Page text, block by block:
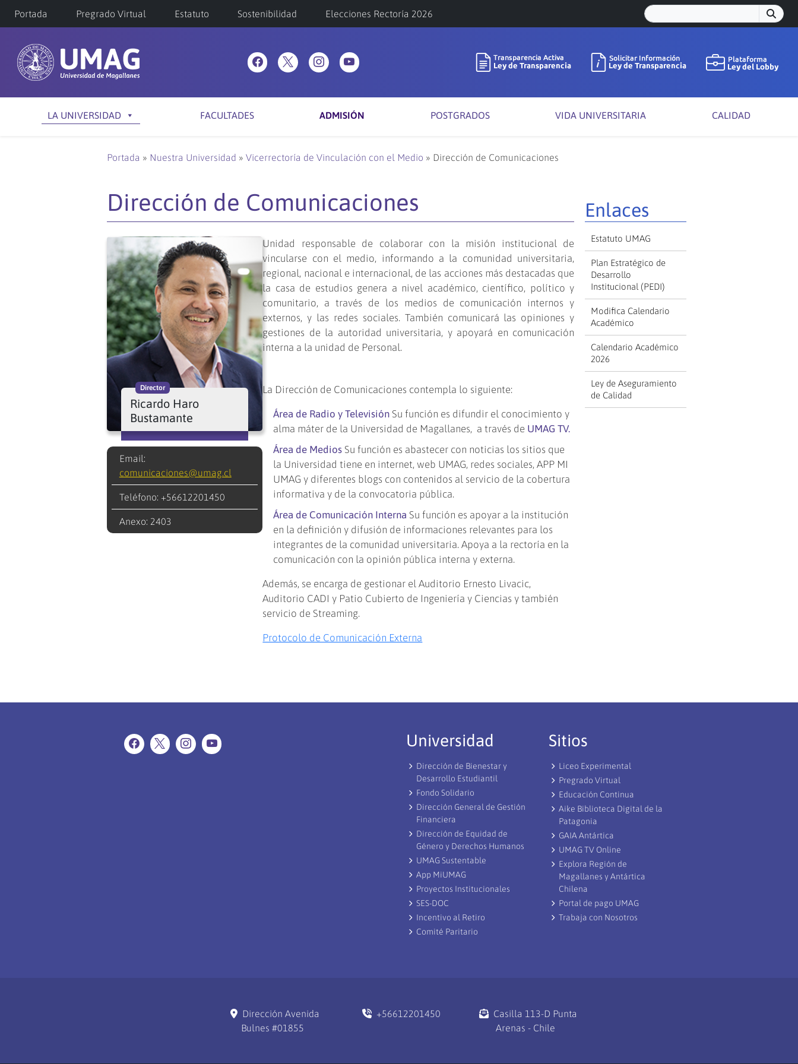
Portada Pregrado Virtual Estatuto Sostenibilidad Elecciones Rectoría 2026
LA UNIVERSIDAD FACULTADES ADMISIÓN POSTGRADOS VIDA UNIVERSITARIA CALIDAD
Portada » Nuestra Universidad » Vicerrectoría de Vinculación con el Medio » Dirección de Comunicaciones
Dirección de Comunicaciones
Director
Ricardo Haro
Bustamante
Email:
comunicaciones@umag.cl
Teléfono: +56612201450
Anexo: 2403
Unidad responsable de colaborar con la misión institucional de
vincularse con el medio, informando a la comunidad universitaria,
regional, nacional e internacional, de las acciones más destacadas que
la casa de estudios genera a nivel académico, científico, político y
comunitario, a través de los medios de comunicación internos y
externos, y las redes sociales. También comunicará las opiniones y
gestiones de la autoridad universitaria, y apoyará en comunicación
interna a la unidad de Personal.
La Dirección de Comunicaciones contempla lo siguiente:
Área de Radio y Televisión Su función es difundir el conocimiento y
alma máter de la Universidad de Magallanes, a través de UMAG TV.
Área de Medios Su función es abastecer con noticias los sitios que
la Universidad tiene en internet, web UMAG, redes sociales, APP MI
UMAG y diferentes blogs con contenidos al servicio de la cobertura
informativa y de la convocatoria pública.
Área de Comunicación Interna Su función es apoyar a la institución
en la definición y difusión de informaciones relevantes para los
integrantes de la comunidad universitaria. Apoya a la rectoría en la
comunicación con la opinión pública interna y externa.
Además, se encarga de gestionar el Auditorio Ernesto Livacic,
Auditorio CADI y Patio Cubierto de Ingeniería y Ciencias y también
servicio de Streaming.
Protocolo de Comunicación Externa
Enlaces
Estatuto UMAG
Plan Estratégico de
Desarrollo
Institucional (PEDI)
Modifica Calendario
Académico
Calendario Académico
2026
Ley de Aseguramiento
de Calidad
Universidad
Dirección de Bienestar y
Desarrollo Estudiantil
Fondo Solidario
Dirección General de Gestión
Financiera
Dirección de Equidad de
Género y Derechos Humanos
UMAG Sustentable
App MiUMAG
Proyectos Institucionales
SES-DOC
Incentivo al Retiro
Comité Paritario
Sitios
Liceo Experimental
Pregrado Virtual
Educación Continua
Aike Biblioteca Digital de la
Patagonia
GAIA Antártica
UMAG TV Online
Explora Región de
Magallanes y Antártica
Chilena
Portal de pago UMAG
Trabaja con Nosotros
Dirección Avenida
Bulnes #01855
+56612201450
Casilla 113-D Punta
Arenas - Chile